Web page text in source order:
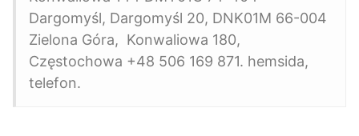
Dargomyśl, Dargomyśl 20, DNK01M 66-004
Zielona Góra, Konwaliowa 180,
Częstochowa +48 506 169 871. hemsida,
telefon.